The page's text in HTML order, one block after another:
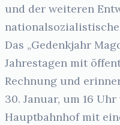
und der weiteren
Das „Gedenkjahr
Jahrestagen mit
Rechnung und
30. Januar, um 16
Hauptbahnhof mit